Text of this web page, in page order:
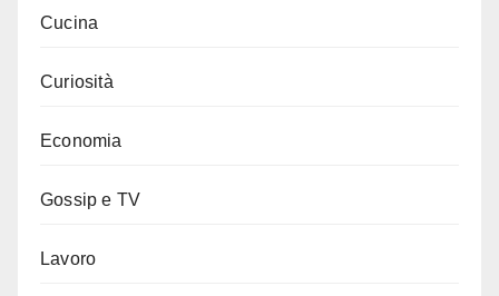
Cucina
Curiosità
Economia
Gossip e TV
Lavoro